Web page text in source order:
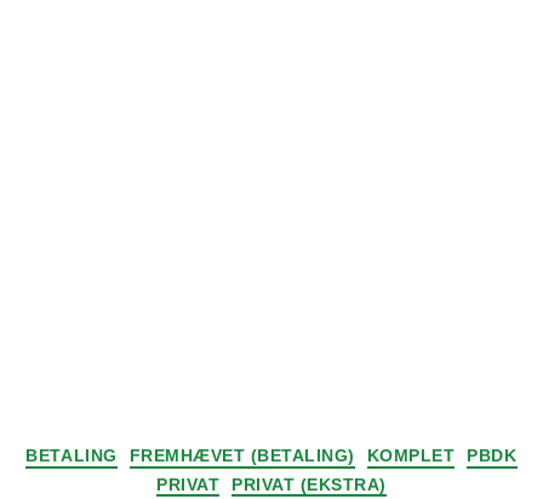
Kategorier
BETALING FREMHÆVET (BETALING) KOMPLET
PBDK
PRIVAT
PRIVAT (EKSTRA)